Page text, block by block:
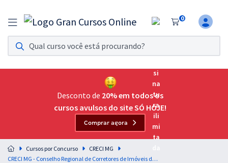
0
Assinatura Ilimitada 11
Acesso a todos os cursos. Teste grátis por 7 dias!
Assinatura OAB Até Passar
Acesso ilimitado a toda preparação para o Exame da
Residências Multiprofissionais
Preparação completa e intensiva para as principais
residências em saúde do Brasil
Desconto de 20% em todos os
cursos avulsos do site SÓ HOJE!
Comprar agora
Cursos por Concurso
CRECI MG
CRECI MG - Conselho Regional de Corretores de Imóveis da 4ª Região - PST/ Assistente Administrativo